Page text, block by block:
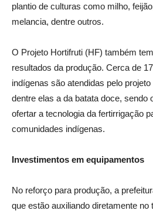
plantio de culturas como milho,
melancia, dentre outros.
O Projeto Hortifruti (HF) também
resultados da produção. Cerca de
indígenas são atendidas pelo
dentre elas a da batata doce, sendo
ofertar a tecnologia da fertirrigação
comunidades indígenas.
Investimentos em equipamentos
No reforço para produção, a
que estão auxiliando diretamente